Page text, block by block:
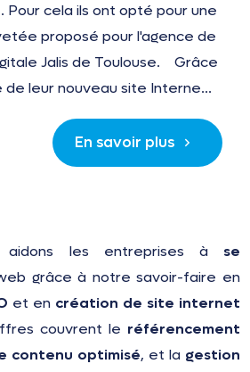
Pour cela ils ont opté pour une
proposé pour l'agence de
Jalis de Toulouse. Grâce
de leur nouveau site Interne...
En savoir plus
les entreprises à se
grâce à notre savoir-faire en
et en création de site internet
couvrent le référencement
contenu optimisé, et la gestion